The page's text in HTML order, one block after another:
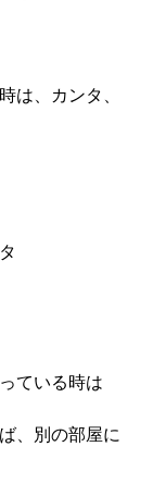
は、カンタ、
ている時は
、別の部屋に